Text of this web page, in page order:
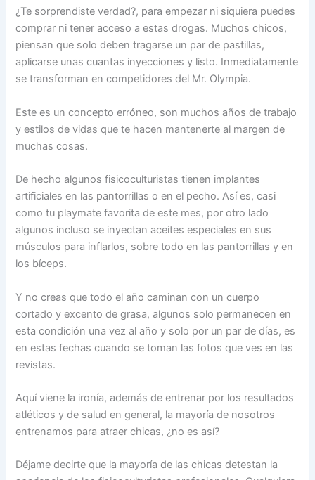
¿Te sorprendiste verdad?, para empezar ni siquiera puedes
comprar ni tener acceso a estas drogas. Muchos chicos,
piensan que solo deben tragarse un par de pastillas,
aplicarse unas cuantas inyecciones y listo. Inmediatamente
se transforman en competidores del Mr. Olympia.
Este es un concepto erróneo, son muchos años de trabajo
y estilos de vidas que te hacen mantenerte al margen de
muchas cosas.
De hecho algunos fisicoculturistas tienen implantes
artificiales en las pantorrillas o en el pecho. Así es, casi
como tu playmate favorita de este mes, por otro lado
algunos incluso se inyectan aceites especiales en sus
músculos para inflarlos, sobre todo en las pantorrillas y en
los bíceps.
Y no creas que todo el año caminan con un cuerpo
cortado y excento de grasa, algunos solo permanecen en
esta condición una vez al año y solo por un par de días, es
en estas fechas cuando se toman las fotos que ves en las
revistas.
Aquí viene la ironía, además de entrenar por los resultados
atléticos y de salud en general, la mayoría de nosotros
entrenamos para atraer chicas, ¿no es así?
Déjame decirte que la mayoría de las chicas detestan la